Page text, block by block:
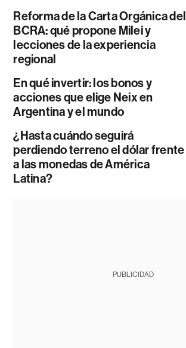
Reforma de la Carta Orgánica del
BCRA: qué propone Milei y
lecciones de la experiencia
regional
En qué invertir: los bonos y
acciones que elige Neix en
Argentina y el mundo
¿Hasta cuándo seguirá
perdiendo terreno el dólar frente
a las monedas de América
Latina?
PUBLICIDAD